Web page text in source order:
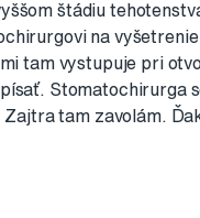
štádiu
na
tam vystupuje pri
Stomatochirurga
tam zavolám.